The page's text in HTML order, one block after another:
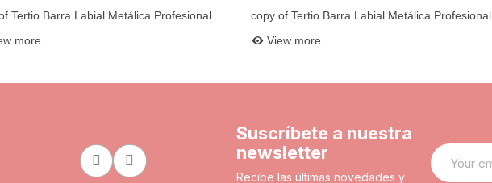
Tertio Barra Labial Metálica Profesional
more
copy of Tertio Barra Labial Metálica Profesional
View more
Suscríbete a nuestra
newsletter
Recibe las últimas novedades y